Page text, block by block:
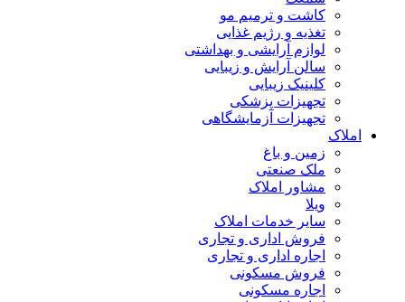
کاشت و ترمیم مو
تغذیه و رژیم غذایی
لوازم آرایشی و بهداشتی
سالن آرایش و زیبایی
کلینیک زیبایی
تجهیزات پزشکی
تجهیزات آزمایشگاهی
املاک
زمین و باغ
ملک صنعتی
مشاور املاک
ویلا
سایر خدمات املاک
فروش اداری و تجاری
اجاره اداری و تجاری
فروش مسکونی
اجاره مسکونی